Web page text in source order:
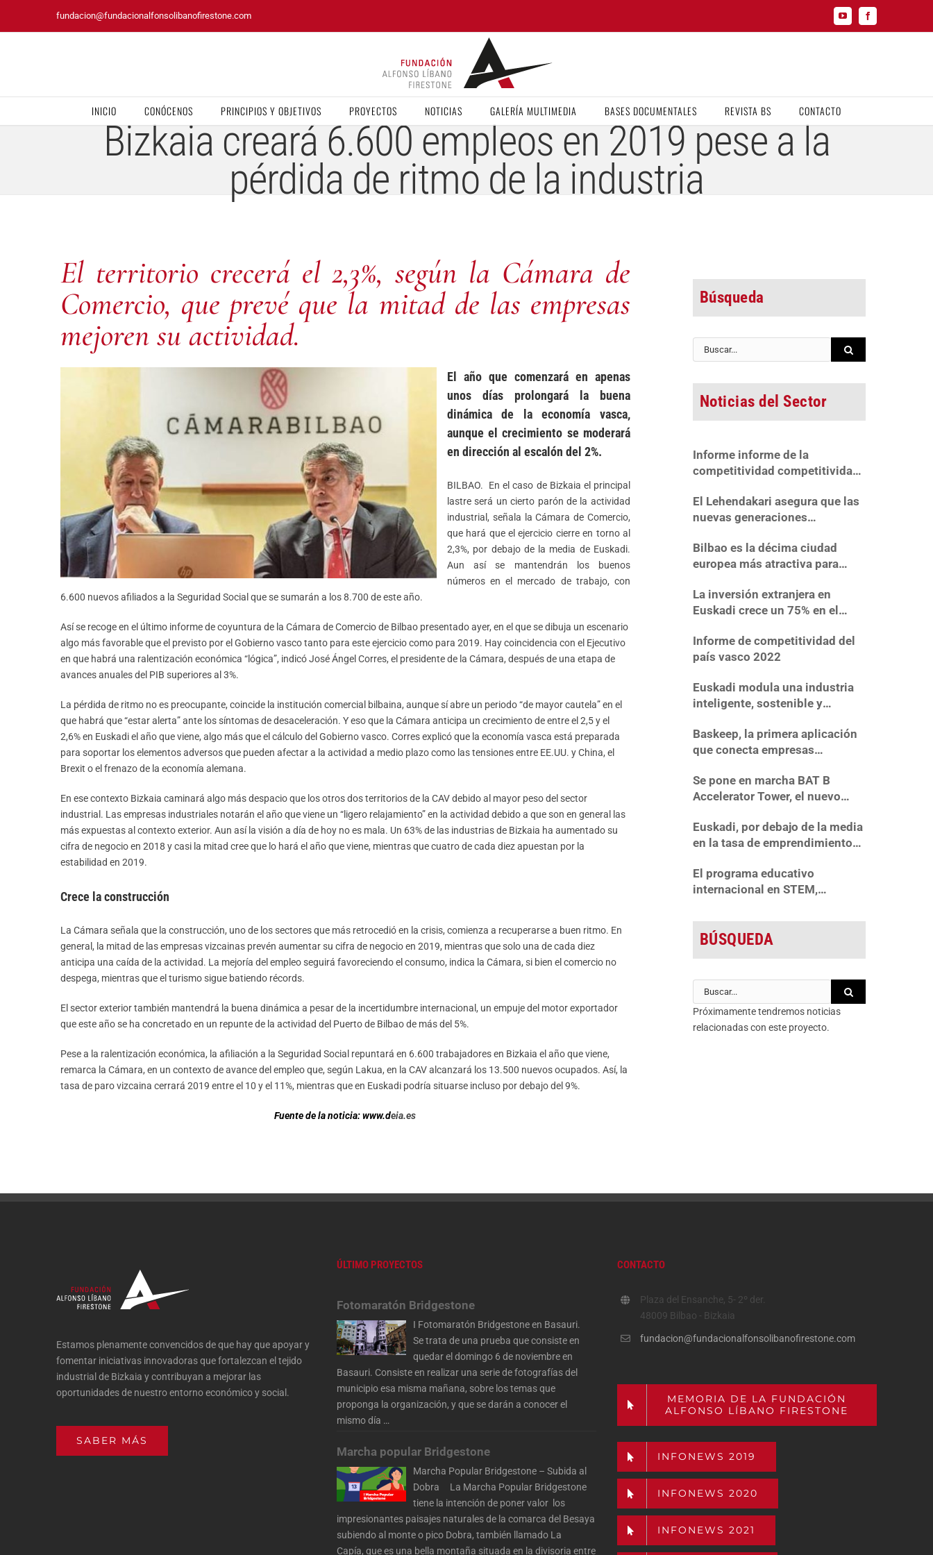
fundacion@fundacionalfonsolibanofirestone.com YouTubeFacebook
INICIO CONÓCENOS PRINCIPIOS Y OBJETIVOS PROYECTOS NOTICIAS GALERÍA MULTIMEDIA BASES DOCUMENTALES REVISTA BS CONTACTO
Bizkaia creará 6.600 empleos en 2019 pese a la
pérdida de ritmo de la industria
El territorio crecerá el 2,3%, según la Cámara de
Comercio, que prevé que la mitad de las empresas
mejoren su actividad.
El año que comenzará en apenas
unos días prolongará la buena
dinámica de la economía vasca,
aunque el crecimiento se moderará
en dirección al escalón del 2%.
BILBAO. En el caso de Bizkaia el principal
lastre será un cierto parón de la actividad
industrial, señala la Cámara de Comercio,
que hará que el ejercicio cierre en torno al
2,3%, por debajo de la media de Euskadi.
Aun así se mantendrán los buenos
números en el mercado de trabajo, con
6.600 nuevos afiliados a la Seguridad Social que se sumarán a los 8.700 de este año.
Así se recoge en el último informe de coyuntura de la Cámara de Comercio de Bilbao presentado ayer, en el que se dibuja un escenario
algo más favorable que el previsto por el Gobierno vasco tanto para este ejercicio como para 2019. Hay coincidencia con el Ejecutivo
en que habrá una ralentización económica “lógica”, indicó José Ángel Corres, el presidente de la Cámara, después de una etapa de
avances anuales del PIB superiores al 3%.
La pérdida de ritmo no es preocupante, coincide la institución comercial bilbaina, aunque sí abre un periodo “de mayor cautela” en el
que habrá que “estar alerta” ante los síntomas de desaceleración. Y eso que la Cámara anticipa un crecimiento de entre el 2,5 y el
2,6% en Euskadi el año que viene, algo más que el cálculo del Gobierno vasco. Corres explicó que la economía vasca está preparada
para soportar los elementos adversos que pueden afectar a la actividad a medio plazo como las tensiones entre EE.UU. y China, el
Brexit o el frenazo de la economía alemana.
En ese contexto Bizkaia caminará algo más despacio que los otros dos territorios de la CAV debido al mayor peso del sector
industrial. Las empresas industriales notarán el año que viene un “ligero relajamiento” en la actividad debido a que son en general las
más expuestas al contexto exterior. Aun así la visión a día de hoy no es mala. Un 63% de las industrias de Bizkaia ha aumentado su
cifra de negocio en 2018 y casi la mitad cree que lo hará el año que viene, mientras que cuatro de cada diez apuestan por la
estabilidad en 2019.
Crece la construcción
La Cámara señala que la construcción, uno de los sectores que más retrocedió en la crisis, comienza a recuperarse a buen ritmo. En
general, la mitad de las empresas vizcainas prevén aumentar su cifra de negocio en 2019, mientras que solo una de cada diez
anticipa una caída de la actividad. La mejoría del empleo seguirá favoreciendo el consumo, indica la Cámara, si bien el comercio no
despega, mientras que el turismo sigue batiendo récords.
El sector exterior también mantendrá la buena dinámica a pesar de la incertidumbre internacional, un empuje del motor exportador
que este año se ha concretado en un repunte de la actividad del Puerto de Bilbao de más del 5%.
Pese a la ralentización económica, la afiliación a la Seguridad Social repuntará en 6.600 trabajadores en Bizkaia el año que viene,
remarca la Cámara, en un contexto de avance del empleo que, según Lakua, en la CAV alcanzará los 13.500 nuevos ocupados. Así, la
tasa de paro vizcaina cerrará 2019 entre el 10 y el 11%, mientras que en Euskadi podría situarse incluso por debajo del 9%.
Fuente de la noticia: www.deia.es
Búsqueda
Buscar:
Noticias del Sector
Informe informe de la
competitividad competitividad
2022
El Lehendakari asegura que las
nuevas generaciones
«mejorarán el patrimonio
recibido»
Bilbao es la décima ciudad
europea más atractiva para
La inversión extranjera en
Euskadi crece un 75% en el
Informe de competitividad del
país vasco 2022
Euskadi modula una industria
inteligente, sostenible y
Baskeep, la primera aplicación
que conecta empresas
inversores
Se pone en marcha BAT B
Accelerator Tower, el nuevo
emprendimiento tecnológico y
la innovación en Bizkaia
Euskadi, por debajo de la media
en la tasa de emprendimiento
El programa educativo
internacional en STEM,
Bridgestone de Basauri
BÚSQUEDA
Buscar:
Próximamente tendremos noticias
relacionadas con este proyecto.
Estamos plenamente convencidos de que hay que apoyar y
fomentar iniciativas innovadoras que fortalezcan el tejido
industrial de Bizkaia y contribuyan a mejorar las
oportunidades de nuestro entorno económico y social.
SABER MÁS
ÚLTIMO PROYECTOS
Fotomaratón Bridgestone
I Fotomaratón Bridgestone en Basauri.
Se trata de una prueba que consiste en
quedar el domingo 6 de noviembre en
Basauri. Consiste en realizar una serie de fotografías del
municipio esa misma mañana, sobre los temas que
proponga la organización, y que se darán a conocer el
mismo día …
Marcha popular Bridgestone
Marcha Popular Bridgestone – Subida al
Dobra La Marcha Popular Bridgestone
tiene la intención de poner valor los
impresionantes paisajes naturales de la comarca del Besaya
subiendo al monte o pico Dobra, también llamado La
Capía, que es una bella montaña situada en la divisoria entre
CONTACTO
Plaza del Ensanche, 5- 2º der.
48009 Bilbao - Bizkaia
fundacion@fundacionalfonsolibanofirestone.com
MEMORIA DE LA FUNDACIÓN
ALFONSO LÍBANO FIRESTONE
INFONEWS 2019
INFONEWS 2020
INFONEWS 2021